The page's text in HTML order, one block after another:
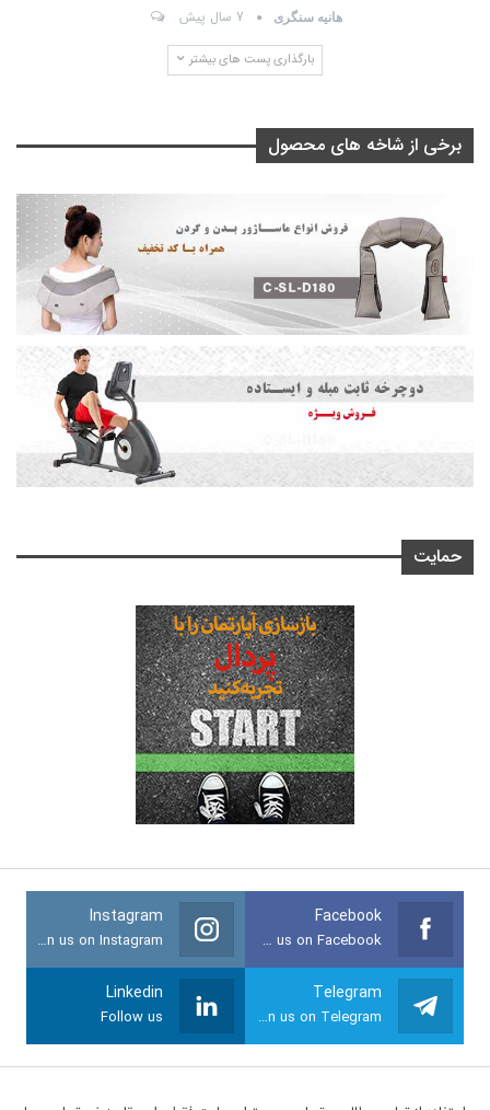
هانیه سنگری 7 سال پیش
بارگذاری پست های بیشتر
برخی از شاخه های محصول
حمایت
Facebook
Join us on Facebook
Instagram
Join us on Instagram
Telegram
Join us on Telegram
Linkedin
Follow us